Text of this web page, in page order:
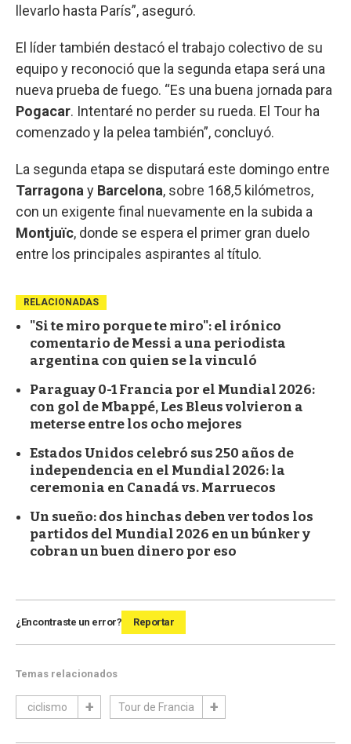
llevarlo hasta París”, aseguró.
El líder también destacó el trabajo colectivo de su
equipo y reconoció que la segunda etapa será una
nueva prueba de fuego. “Es una buena jornada para
Pogacar. Intentaré no perder su rueda. El Tour ha
comenzado y la pelea también”, concluyó.
La segunda etapa se disputará este domingo entre
Tarragona y Barcelona, sobre 168,5 kilómetros,
con un exigente final nuevamente en la subida a
Montjuïc, donde se espera el primer gran duelo
entre los principales aspirantes al título.
RELACIONADAS
"Si te miro porque te miro": el irónico
comentario de Messi a una periodista
argentina con quien se la vinculó
Paraguay 0-1 Francia por el Mundial 2026:
con gol de Mbappé, Les Bleus volvieron a
meterse entre los ocho mejores
Estados Unidos celebró sus 250 años de
independencia en el Mundial 2026: la
ceremonia en Canadá vs. Marruecos
Un sueño: dos hinchas deben ver todos los
partidos del Mundial 2026 en un búnker y
cobran un buen dinero por eso
¿Encontraste un error? Reportar
Temas relacionados
ciclismo Tour de Francia